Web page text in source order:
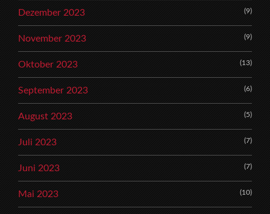
Dezember 2023 (9)
November 2023 (9)
Oktober 2023 (13)
September 2023 (6)
August 2023 (5)
Juli 2023 (7)
Juni 2023 (7)
Mai 2023 (10)